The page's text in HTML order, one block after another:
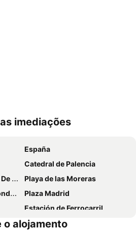
imediações
España
Catedral de Palencia
Playa de las Moreras
Sol
Plaza Madrid
Estación de Ferrocarril
Auditorio Miguel Delibes
o alojamento